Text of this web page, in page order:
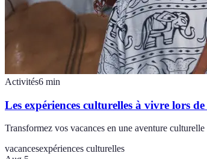
Activités6 min
Les expériences culturelles à vivre lors
Transformez vos vacances en une aventure
vacancesexpériences culturelles